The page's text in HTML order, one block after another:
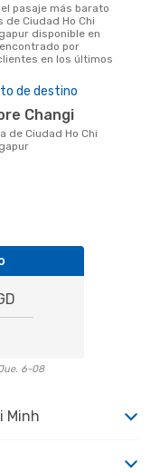
de Ciudad Ho Chi
disponible en
por
en los últimos
de destino
Changi
6-08
Minh